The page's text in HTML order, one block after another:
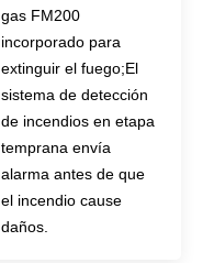
gas FM200
incorporado para
extinguir el fuego;El
sistema de detección
de incendios en etapa
temprana envía
alarma antes de que
el incendio cause
daños.